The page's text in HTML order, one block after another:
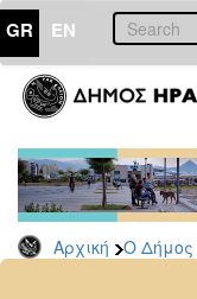
GR EN
Αρχική Ο Δήμος
ΔΗΜΟΣ
Δελτία
Τύπου
Αρχείο
2026